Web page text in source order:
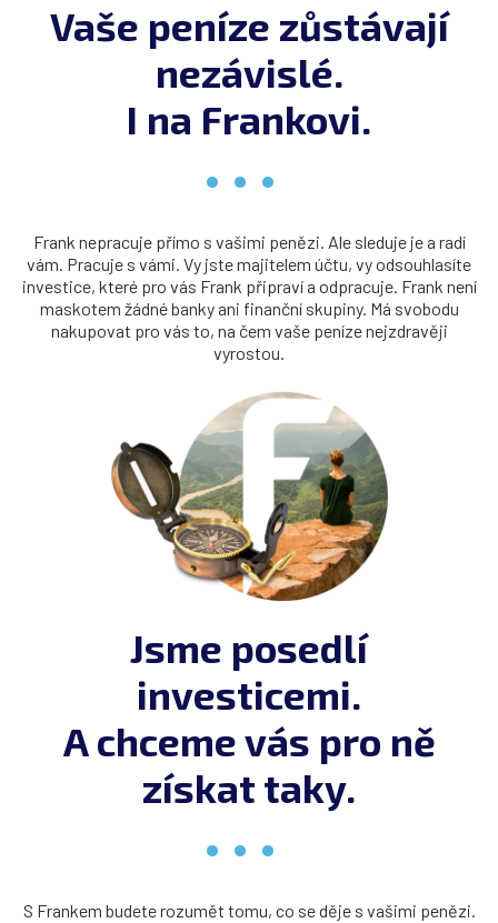
Vaše peníze zůstávají
nezávislé.
I na Frankovi.
Frank nepracuje přímo s vašimi penězi. Ale sleduje je a radí
vám. Pracuje s vámi. Vy jste majitelem účtu, vy odsouhlasíte
investice, které pro vás Frank připraví a odpracuje. Frank není
maskotem žádné banky ani finanční skupiny. Má svobodu
nakupovat pro vás to, na čem vaše peníze nejzdravěji
vyrostou.
Jsme posedlí
investicemi.
A chceme vás pro ně
získat taky.
S Frankem budete rozumět tomu, co se děje s vašimi penězi.